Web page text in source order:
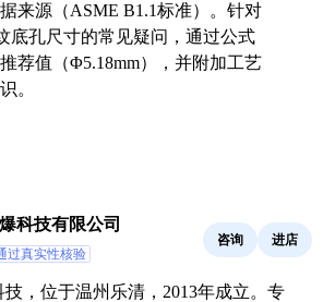
来源（ASME B1.1标准）。针对
底孔尺寸的常见疑问，通过公式
荐值（Φ5.18mm），并附加工艺
。
科技有限公司
过真实性核验
咨询 进店
，位于温州乐清，2013年成立。专